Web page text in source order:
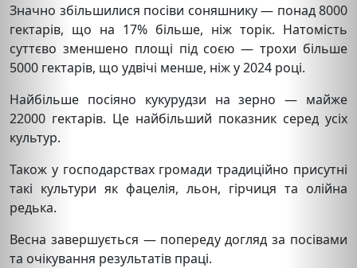
Значно збільшилися посіви соняшнику — понад 8000
гектарів, що на 17% більше, ніж торік. Натомість
суттєво зменшено площі під соєю — трохи більше
5000 гектарів, що удвічі менше, ніж у 2024 році.
Найбільше посіяно кукурудзи на зерно — майже
22000 гектарів. Це найбільший показник серед усіх
культур.
Також у господарствах громади традиційно присутні
такі культури як фацелія, льон, гірчиця та олійна
редька.
Весна завершується — попереду догляд за посівами
та очікування результатів праці.